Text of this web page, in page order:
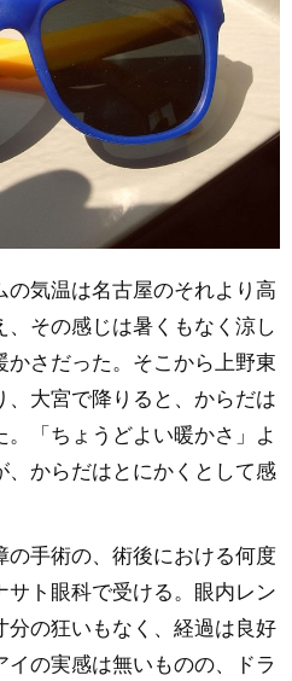
気温は名古屋のそれより高
その感じは暑くもなく涼し
かさだった。そこから上野東
大宮で降りると、からだは
「ちょうどよい暖かさ」よ
、からだはとにかくとして感
の手術の、術後における何度
サト眼科で受ける。眼内レン
分の狂いもなく、経過は良好
イの実感は無いものの、ドラ